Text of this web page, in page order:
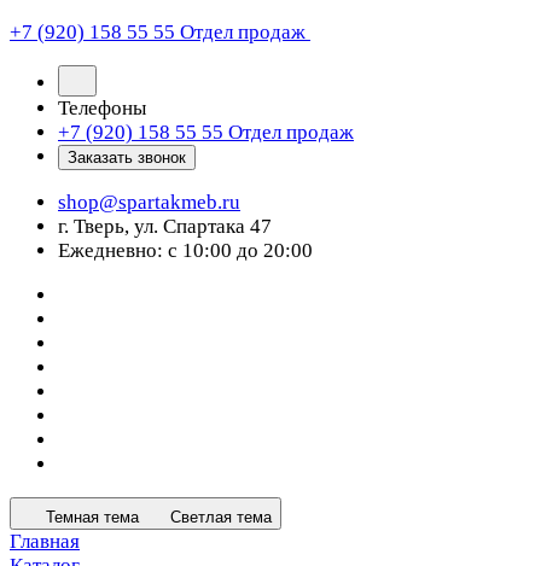
+7 (920) 158 55 55 Отдел продаж
Телефоны
+7 (920) 158 55 55 Отдел продаж
Заказать звонок
shop@spartakmeb.ru
г. Тверь, ул. Спартака 47
Ежедневно: с 10:00 до 20:00
Темная тема Светлая тема
Главная